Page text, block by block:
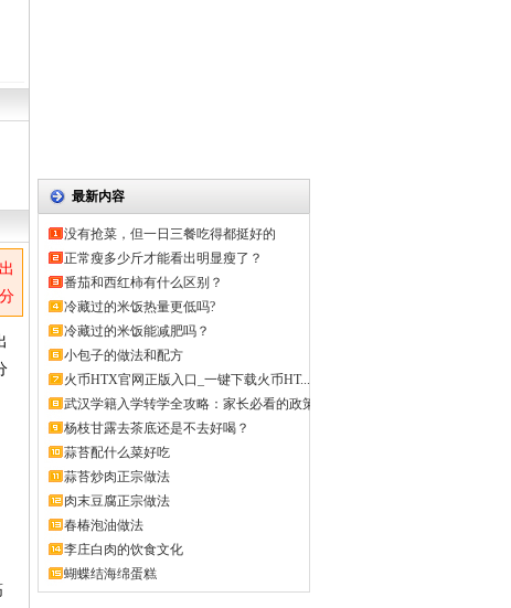
最新内容
没有抢菜，但一日三餐吃得都挺好的
正常瘦多少斤才能看出明显瘦了？
番茄和西红柿有什么区别？
冷藏过的米饭热量更低吗?
冷藏过的米饭能减肥吗？
小包子的做法和配方
火币HTX官网正版入口_一键下载火币HT...
武汉学籍入学转学全攻略：家长必看的政策
解...
杨枝甘露去茶底还是不去好喝？
蒜苔配什么菜好吃
蒜苔炒肉正宗做法
肉末豆腐正宗做法
春椿泡油做法
李庄白肉的饮食文化
蝴蝶结海绵蛋糕